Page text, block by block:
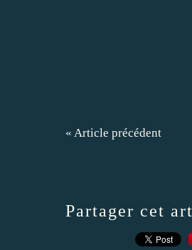
« Article précédent
Partager cet